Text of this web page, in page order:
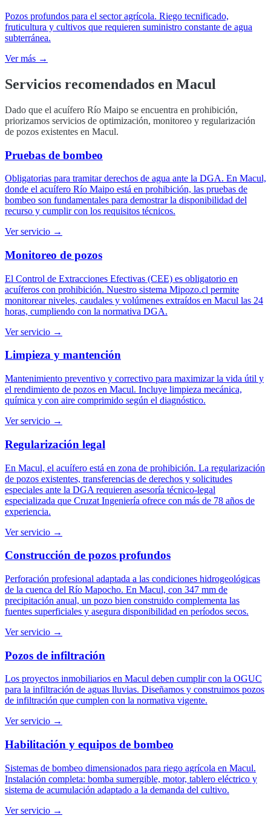
Pozos profundos para el sector agrícola. Riego tecnificado,
fruticultura y cultivos que requieren suministro constante de agua
subterránea.
Ver más →
Servicios recomendados en Macul
Dado que el acuífero Río Maipo se encuentra en prohibición,
priorizamos servicios de optimización, monitoreo y regularización
de pozos existentes en Macul.
Pruebas de bombeo
Obligatorias para tramitar derechos de agua ante la DGA. En Macul,
donde el acuífero Río Maipo está en prohibición, las pruebas de
bombeo son fundamentales para demostrar la disponibilidad del
recurso y cumplir con los requisitos técnicos.
Ver servicio →
Monitoreo de pozos
El Control de Extracciones Efectivas (CEE) es obligatorio en
acuíferos con prohibición. Nuestro sistema Mipozo.cl permite
monitorear niveles, caudales y volúmenes extraídos en Macul las 24
horas, cumpliendo con la normativa DGA.
Ver servicio →
Limpieza y mantención
Mantenimiento preventivo y correctivo para maximizar la vida útil y
el rendimiento de pozos en Macul. Incluye limpieza mecánica,
química y con aire comprimido según el diagnóstico.
Ver servicio →
Regularización legal
En Macul, el acuífero está en zona de prohibición. La regularización
de pozos existentes, transferencias de derechos y solicitudes
especiales ante la DGA requieren asesoría técnico-legal
especializada que Cruzat Ingeniería ofrece con más de 78 años de
experiencia.
Ver servicio →
Construcción de pozos profundos
Perforación profesional adaptada a las condiciones hidrogeológicas
de la cuenca del Río Mapocho. En Macul, con 347 mm de
precipitación anual, un pozo bien construido complementa las
fuentes superficiales y asegura disponibilidad en períodos secos.
Ver servicio →
Pozos de infiltración
Los proyectos inmobiliarios en Macul deben cumplir con la OGUC
para la infiltración de aguas lluvias. Diseñamos y construimos pozos
de infiltración que cumplen con la normativa vigente.
Ver servicio →
Habilitación y equipos de bombeo
Sistemas de bombeo dimensionados para riego agrícola en Macul.
Instalación completa: bomba sumergible, motor, tablero eléctrico y
sistema de acumulación adaptado a la demanda del cultivo.
Ver servicio →